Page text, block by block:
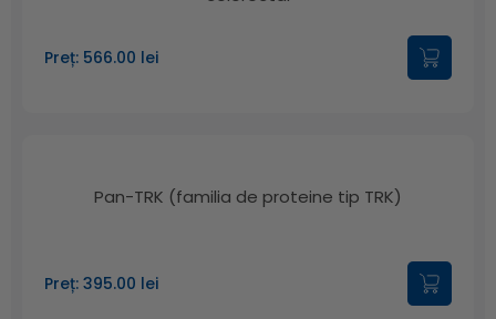
Preț: 566.00 lei
Pan-TRK (familia de proteine tip TRK)
Preț: 395.00 lei